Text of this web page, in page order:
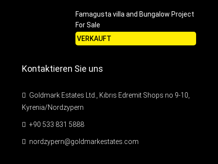
Famagusta villa and Bungalow Project
For Sale
VERKAUFT
Kontaktieren Sie uns
Goldmark Estates Ltd., Kıbrıs Edremit Shops no 9-10,
Kyrenia/Nordzypern
+90 533 831 5888
nordzypern@goldmarkestates.com